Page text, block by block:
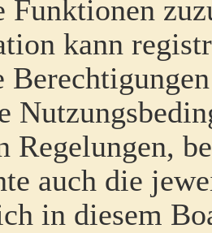
Funktionen
kann
Regelungen,
auch die
in diesem